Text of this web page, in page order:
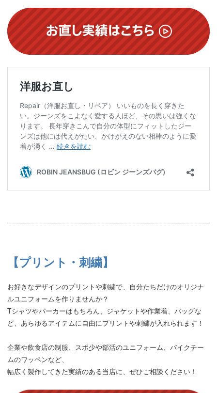
【プリント・刺繍】
お好きなデザインのプリントや刺繍で、自分たちだけのオリジナ
ルユニフォームを作りませんか？
Tシャツやパーカーはもちろん、ジャケットや作業着、バッグな
ど、あらゆるアイテムに自由にプリントや刺繍が入れられます！
企業や飲食店の制服、スポ少や部活のユニフォーム、バイクチー
ムのワッペンなど、
幅広く製作してきた実績のある当店に、ぜひご相談ください！